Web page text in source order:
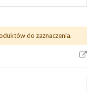
do zaznaczenia.